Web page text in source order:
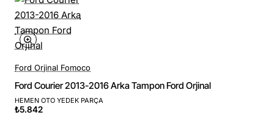
Ford Orjinal Fomoco
Ford Courier 2013-2016 Arka Tampon Ford Orjinal
HEMEN OTO YEDEK PARÇA
₺5.842